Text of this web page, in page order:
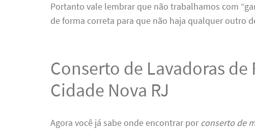
Portanto vale lembrar que não trabalhamos com
de forma correta para que não haja qualquer outro
Conserto de Lavadoras de
Cidade Nova RJ
Agora você já sabe onde encontrar por conserto de